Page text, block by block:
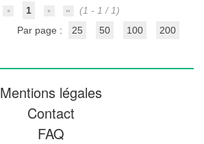
1
(1 - 1 / 1)
Par page :
25 50 100 200
Mentions légales
Contact
FAQ